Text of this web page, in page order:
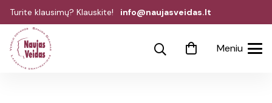
Turite klausimų? Klauskite! info@naujasveidas.lt
Meniu